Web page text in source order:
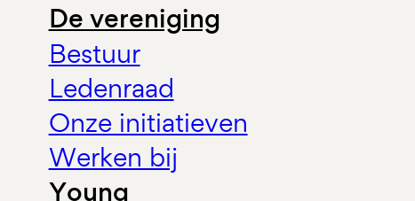
De vereniging
Bestuur
Ledenraad
Onze initiatieven
Werken bij
Young